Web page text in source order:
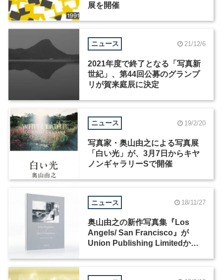
展を開催
ニュース 21/12/6
2021年度で終了となる「写真新
世紀」、第44回公募のグランプ
リが賀来庭辰に決定
ニュース 19/2/20
写真家・奥山由之による写真展
「白い光」が、3月7日からキヤ
ノンギャラリーSで開催
ニュース 18/11/27
奥山由之の新作写真集『Los
Angels/ San Francisco』が
Union Publishing Limitedから